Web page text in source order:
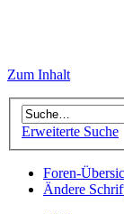
Zum Inhalt
Erweiterte Suche
Foren-
Ändere